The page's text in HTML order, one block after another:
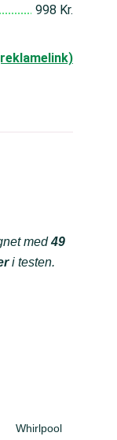
998 Kr.
med49
i testen.
Whirlpool